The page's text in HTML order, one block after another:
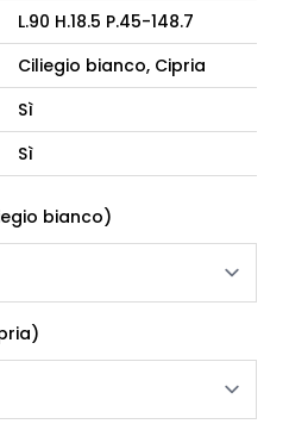
L.90 H.18.5 P.45-148.7
Ciliegio bianco, Cipria
Sì
Sì
bianco)